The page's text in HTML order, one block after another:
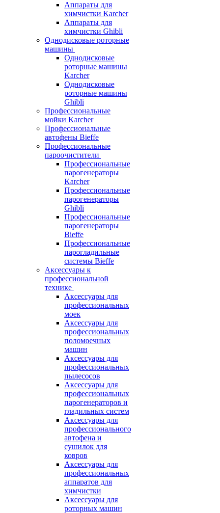
Аппараты для
химчистки Karcher
Аппараты для
химчистки Ghibli
Однодисковые роторные
машины
Однодисковые
роторные машины
Karcher
Однодисковые
роторные машины
Ghibli
Профессиональные
мойки Karcher
Профессиональные
автофены Bieffe
Профессиональные
пароочистители
Профессиональные
парогенераторы
Karcher
Профессиональные
парогенераторы
Ghibli
Профессиональные
парогенераторы
Bieffe
Профессиональные
парогладильные
системы Bieffe
Аксессуары к
профессиональной
технике
Аксессуары для
профессиональных
моек
Аксессуары для
профессиональных
поломоечных
машин
Аксессуары для
профессиональных
пылесосов
Аксессуары для
профессиональных
парогенераторов и
гладильных систем
Аксессуары для
профессионального
автофена и
сушилок для
ковров
Аксессуары для
профессиональных
аппаратов для
химчистки
Аксессуары для
роторных машин